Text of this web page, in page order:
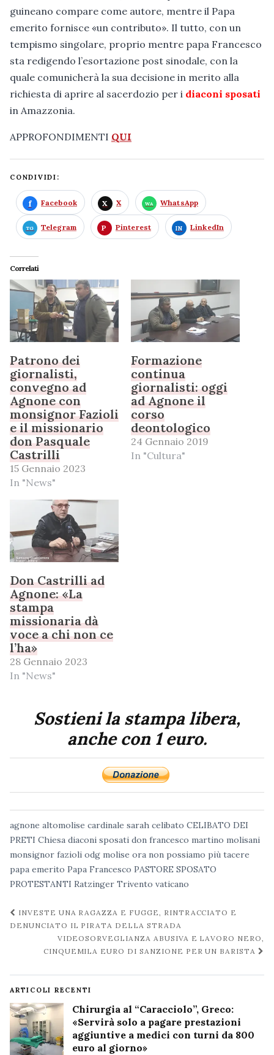
guineano compare come autore, mentre il Papa
emerito fornisce «un contributo». Il tutto, con un
tempismo singolare, proprio mentre papa Francesco
sta redigendo l’esortazione post sinodale, con la
quale comunicherà la sua decisione in merito alla
richiesta di aprire al sacerdozio per i diaconi sposati
in Amazzonia.
APPROFONDIMENTI QUI
CONDIVIDI:
Facebook X WhatsApp
Telegram Pinterest LinkedIn
Correlati
Patrono dei
giornalisti,
convegno ad
Agnone con
monsignor Fazioli
e il missionario
don Pasquale
Castrilli
15 Gennaio 2023
In "News"
Formazione
continua
giornalisti: oggi
ad Agnone il
corso
deontologico
24 Gennaio 2019
In "Cultura"
Don Castrilli ad
Agnone: «La
stampa
missionaria dà
voce a chi non ce
l’ha»
28 Gennaio 2023
In "News"
Sostieni la stampa libera,
anche con 1 euro.
agnone altomolise cardinale sarah celibato CELIBATO DEI
PRETI Chiesa diaconi sposati don francesco martino molisani
monsignor fazioli odg molise ora non possiamo più tacere
papa emerito Papa Francesco PASTORE SPOSATO
PROTESTANTI Ratzinger Trivento vaticano
Navigazione
post
INVESTE UNA RAGAZZA E FUGGE, RINTRACCIATO E
DENUNCIATO IL PIRATA DELLA STRADA
VIDEOSORVEGLIANZA ABUSIVA E LAVORO NERO,
CINQUEMILA EURO DI SANZIONE PER UN BARISTA
ARTICOLI RECENTI
Chirurgia al “Caracciolo”, Greco:
«Servirà solo a pagare prestazioni
aggiuntive a medici con turni da 800
euro al giorno»